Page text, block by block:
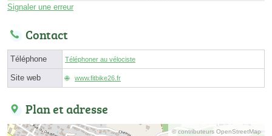
Signaler une erreur
Contact
Téléphone Téléphoner au vélociste
Site web www.fitbike26.fr
Plan et adresse
© contributeurs OpenStreetMap